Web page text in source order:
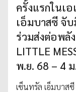
ครั้งแรกในเ
เอ็มบาสซี จับ
ร่วมส่งต่อพลั
LITTLE
พ.ย. 68 – 4
เซ็นทรัล เอ็มบาส